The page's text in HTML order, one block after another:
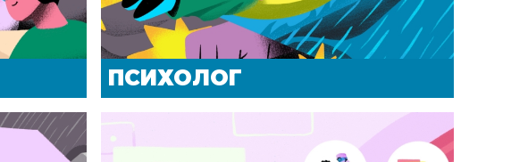
ПСИХОЛОГ